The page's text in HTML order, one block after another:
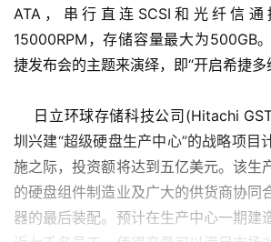
ATA，串行直连SCSI和光纤信
15000RPM，存储容量最大为500GB
捷发布会的主题来演绎，即“开启希捷多
日立环球存储科技公司(Hitachi
圳兴建“超级硬盘生产中心”的战略项目
施之际，投资额将达到五亿美元。该生
的硬盘组件制造业及广大的供货商协同
器的最后装配。预计在生产中心一期建